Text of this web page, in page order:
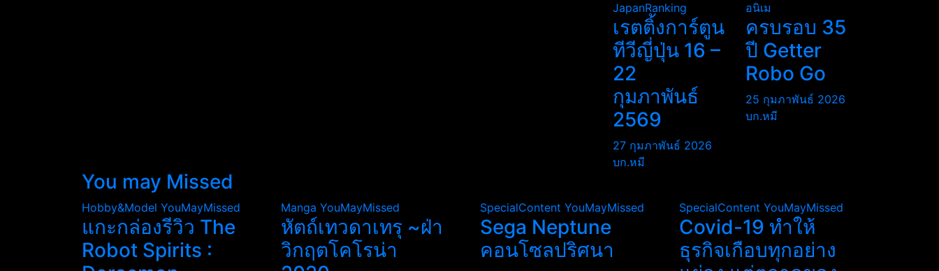
JapanRanking
เรตติ้งการ์ตูน
ทีวีญี่ปุ่น 16 –
22
กุมภาพันธ์
2569
27 กุมภาพันธ์ 2026
บก.หมี
อนิเม
ครบรอบ 35
ปี Getter
Robo Go
25 กุมภาพันธ์ 2026
บก.หมี
You may Missed
Hobby&Model YouMayMissed
แกะกล่องรีวิว The
Robot Spirits :
Manga YouMayMissed
หัตถ์เทวดาเทรุ ~ฝ่า
วิกฤตโคโรน่า
SpecialContent YouMayMissed
Sega Neptune
คอนโซลปริศนา
SpecialContent YouMayMissed
Covid-19 ทำให้
ธุรกิจเกือบทุกอย่าง